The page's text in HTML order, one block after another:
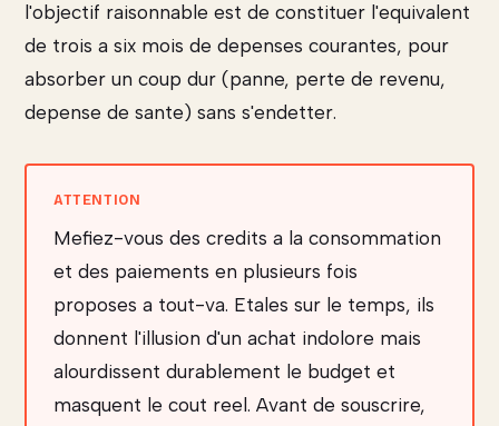
l'objectif raisonnable est de constituer l'equivalent
de trois a six mois de depenses courantes, pour
absorber un coup dur (panne, perte de revenu,
depense de sante) sans s'endetter.
Mefiez-vous des credits a la consommation
et des paiements en plusieurs fois
proposes a tout-va. Etales sur le temps, ils
donnent l'illusion d'un achat indolore mais
alourdissent durablement le budget et
masquent le cout reel. Avant de souscrire,